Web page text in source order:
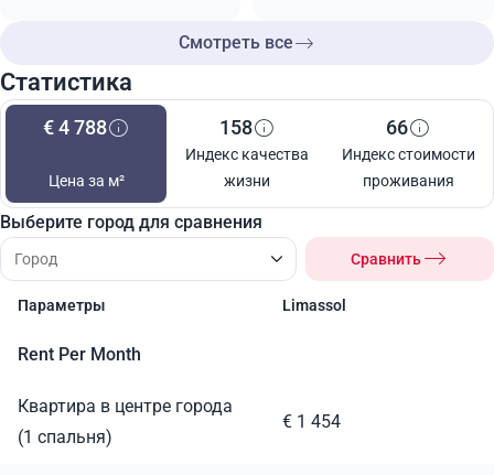
Смотреть все
Статистика
€ 4 788
Цена за м²
158
Индекс качества
жизни
66
Индекс стоимости
проживания
Выберите город для сравнения
Сравнить
Параметры Limassol
Rent Per Month
Квартира в центре города
(1 спальня)
€ 1 454